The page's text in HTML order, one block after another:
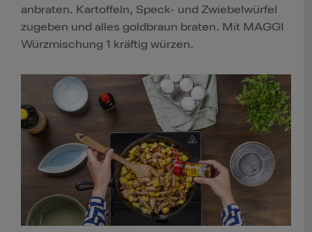
anbraten. Kartoffeln, Speck- und Zwiebelwürfel
zugeben und alles goldbraun braten. Mit MAGGI
Würzmischung 1 kräftig würzen.